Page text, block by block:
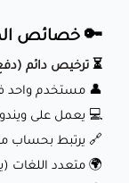
🔑 خصائص
⏳ ترخيص دائم
👤 مستخدم واحد
💻 يعمل على ويندوز 10
🔗 يرتبط بحساب
🌍 متعدد اللغات